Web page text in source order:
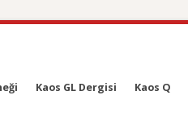
Kaos GL Dergisi Kaos Q